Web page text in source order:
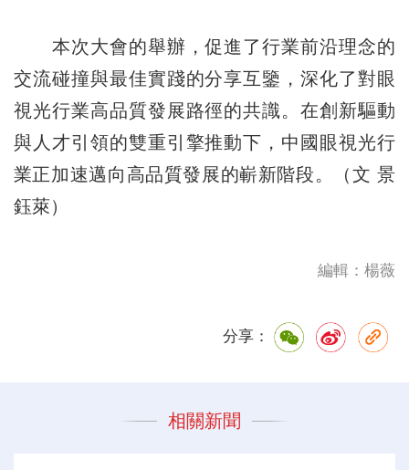
本次大會的舉辦，促進了行業前沿理念的
交流碰撞與最佳實踐的分享互鑒，深化了對眼
視光行業高品質發展路徑的共識。在創新驅動
與人才引領的雙重引擎推動下，中國眼視光行
業正加速邁向高品質發展的嶄新階段。（文 景
鈺萊）
編輯：楊薇
分享：
相關新聞